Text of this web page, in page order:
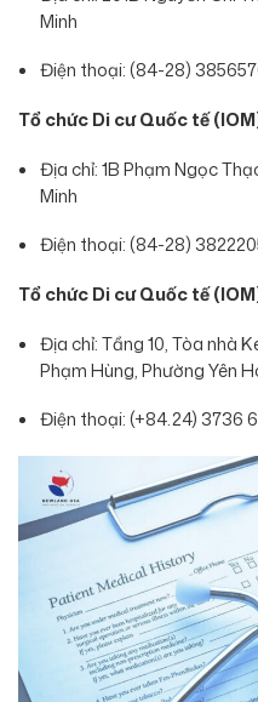
Minh
Điện thoại: (84-28)
Tổ chức Di cư Quốc tế
Địa chỉ: 1B Phạm Ngọc
Minh
Điện thoại: (84-28)
Tổ chức Di cư Quốc tế
Địa chỉ: Tầng 10, Tòa nhà
Phạm Hùng, Phường Yên
Điện thoại: (+84.24) 3736